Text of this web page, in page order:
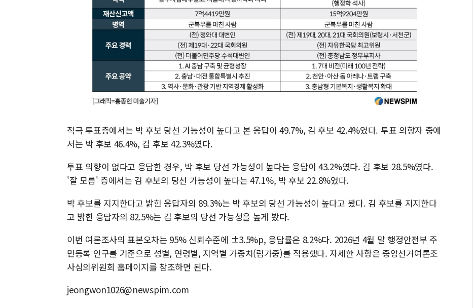
적극 투표층에서는 박 후보 당선 가능성이 높다고 본 응답이 49.7%, 김 후보 42.4%였다. 투표 의향자 중에
서는 박 후보 46.4%, 김 후보 42.3%였다.
투표 의향이 없다고 응답한 경우, 박 후보 당선 가능성이 높다는 응답이 43.2%였다. 김 후보 28.5%였다.
'잘 모름' 층에서는 김 후보의 당선 가능성이 높다는 47.1%, 박 후보 22.8%였다.
박 후보를 지지한다고 밝힌 응답자의 89.3%는 박 후보의 당선 가능성이 높다고 봤다. 김 후보를 지지한다
고 밝힌 응답자의 82.5%는 김 후보의 당선 가능성을 높게 봤다.
이번 여론조사의 표본오차는 95% 신뢰수준에 ±3.5%p, 응답률은 8.2%다. 2026년 4월 말 행정안전부 주
민등록 인구를 기준으로 성별, 연령별, 지역별 가중치(림가중)를 적용했다. 자세한 사항은 중앙선거여론조
사심의위원회 홈페이지를 참조하면 된다.
jeongwon1026@newspim.com